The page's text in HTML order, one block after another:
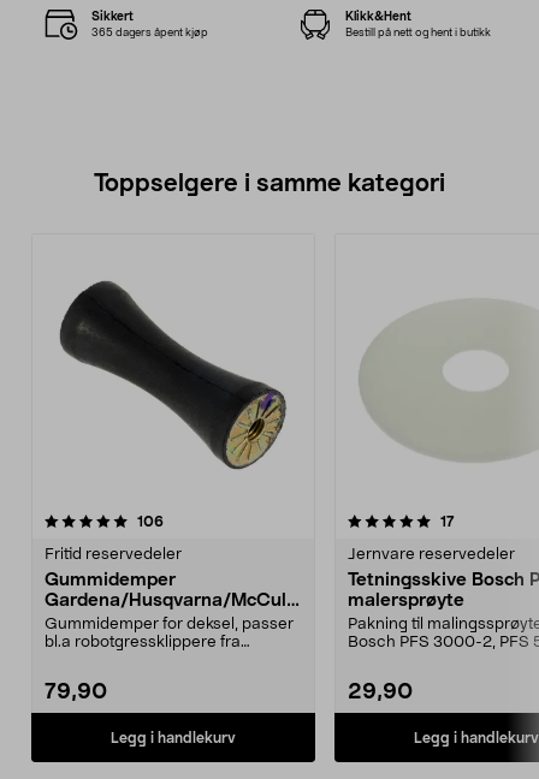
Sikkert
365 dagers åpent kjøp
Klikk&Hent
Bestill på nett og hent i butikk
Toppselgere i samme kategori
106anmeldelser
Fritid reservedeler
Gummidemper
Gardena/Husqvarna/McCullo
ch/Flymo
Gummidemper for deksel, passer
bl.a robotgressklippere fra
79,90
Legg i handlekurv
5.0 av 5 stjerner 17anmeldelser
Jernvare reservedeler
Tetningsskive Bosch
malersprøyte
Pakning til
Bosch PFS 3000-2, PFS
29,90
Legg i handlekurv
4.5 av 5 stjerner